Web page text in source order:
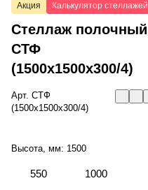
Акция Калькулятор стеллажей
Стеллаж полочный
СТФ
(1500x1500x300/4)
Арт. СТФ
(1500x1500x300/4)
Высота, мм: 1500
550 1000